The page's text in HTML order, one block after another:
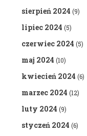
sierpień 2024 (9)
lipiec 2024 (5)
czerwiec 2024 (5)
maj 2024 (10)
kwiecień 2024 (6)
marzec 2024 (12)
luty 2024 (9)
styczeń 2024 (6)